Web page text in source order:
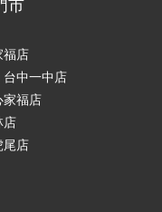
市
福店
中一中店
家福店
店
尾店